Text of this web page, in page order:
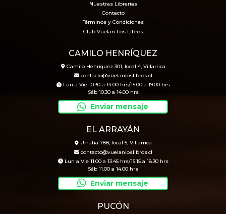
Nuestras Librerías
Contacto
Términos y Condiciones
Club Vuelan Los Libros
CAMILO HENRÍQUEZ
Camilo Henríquez 301, local 4, Villarrica
contacto@vuelanloslibros.cl
Lun a Vie 10.30 a 14.00 hrs/15.00 a 19.00 hrs
Sáb 10.30 a 14.00 hrs
Enviar mensaje
EL ARRAYÁN
Urrutia 788, local 5, Villarrica
contacto@vuelanloslibros.cl
Lun a Vie 11.00 a 13.45 hrs/15.15 a 18.30 hrs
Sáb 11.00 a 14.00 hrs
Enviar mensaje
PUCÓN